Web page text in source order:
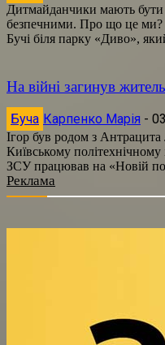
Дитмайданчики мають
безпечними. Про що це
Бучі біля парку «Диво»,
На війні загинув
Буча Карпенко Марія -
Ігор був родом з Антрацита
Київському
ЗСУ працював на «Новій
Реклама